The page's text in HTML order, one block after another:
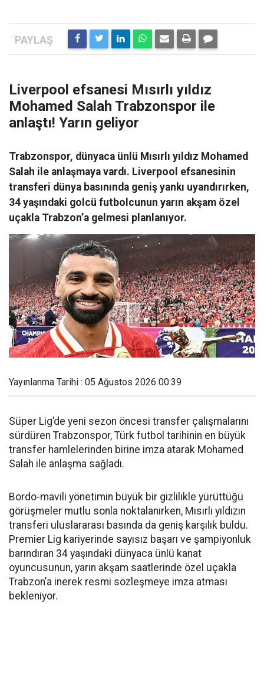
Liverpool efsanesi Mısırlı yıldız
Mohamed Salah Trabzonspor ile
anlaştı! Yarın geliyor
Trabzonspor, dünyaca ünlü Mısırlı yıldız Mohamed
Salah ile anlaşmaya vardı. Liverpool efsanesinin
transferi dünya basınında geniş yankı uyandırırken,
34 yaşındaki golcü futbolcunun yarın akşam özel
uçakla Trabzon’a gelmesi planlanıyor.
Yayınlanma Tarihi : 05 Ağustos 2026 00:39
Süper Lig’de yeni sezon öncesi transfer çalışmalarını
sürdüren Trabzonspor, Türk futbol tarihinin en büyük
transfer hamlelerinden birine imza atarak Mohamed
Salah ile anlaşma sağladı.
Bordo-mavili yönetimin büyük bir gizlilikle yürüttüğü
görüşmeler mutlu sonla noktalanırken, Mısırlı yıldızın
transferi uluslararası basında da geniş karşılık buldu.
Premier Lig kariyerinde sayısız başarı ve şampiyonluk
barındıran 34 yaşındaki dünyaca ünlü kanat
oyuncusunun, yarın akşam saatlerinde özel uçakla
Trabzon’a inerek resmi sözleşmeye imza atması
bekleniyor.